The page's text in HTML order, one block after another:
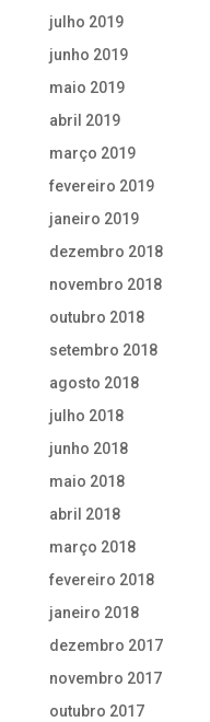
julho 2019
junho 2019
maio 2019
abril 2019
março 2019
fevereiro 2019
janeiro 2019
dezembro 2018
novembro 2018
outubro 2018
setembro 2018
agosto 2018
julho 2018
junho 2018
maio 2018
abril 2018
março 2018
fevereiro 2018
janeiro 2018
dezembro 2017
novembro 2017
outubro 2017